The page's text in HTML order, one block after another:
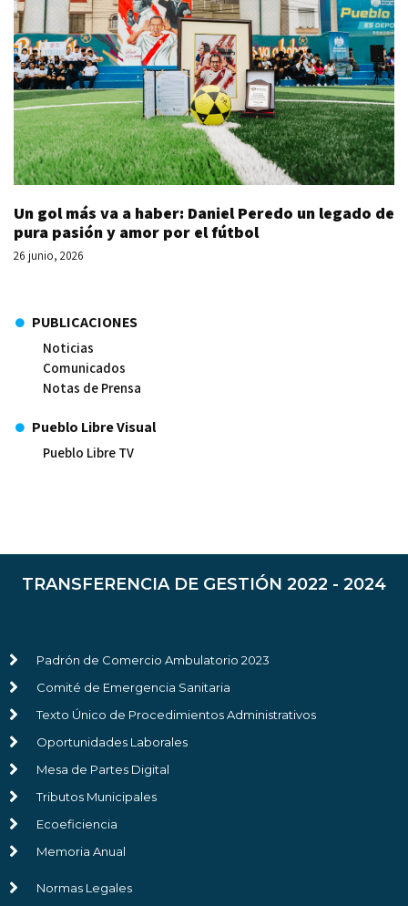
Un gol más va a haber: Daniel Peredo un legado de
pura pasión y amor por el fútbol
26 junio, 2026
PUBLICACIONES
Noticias
Comunicados
Notas de Prensa
Pueblo Libre Visual
Pueblo Libre TV
TRANSFERENCIA DE GESTIÓN 2022 - 2024
Padrón de Comercio Ambulatorio 2023
Comité de Emergencia Sanitaria
Texto Único de Procedimientos Administrativos
Oportunidades Laborales
Mesa de Partes Digital
Tributos Municipales
Ecoeficiencia
Memoria Anual
Normas Legales